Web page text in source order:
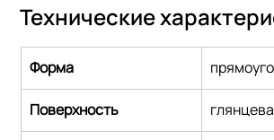
Технические
Форма
Поверхность